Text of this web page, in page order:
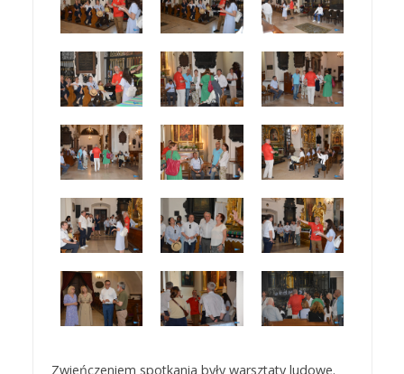
Zwieńczeniem spotkania były warsztaty ludowe.